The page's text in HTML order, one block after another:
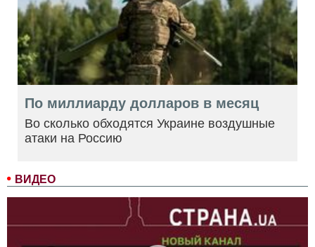
ВИДЕО
По миллиарду долларов в месяц
Во сколько обходятся Украине воздушные
атаки на Россию